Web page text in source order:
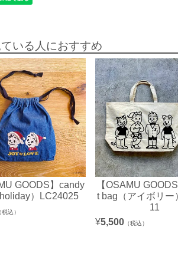
いる人におすすめ
GOODS】candy
）LC24025
税込）
【OSAMU
t bag（アイボリー
11
¥5,500 （税込）